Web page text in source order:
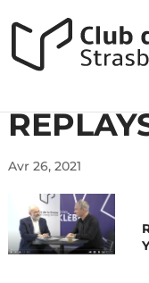
Avr 26, 2021